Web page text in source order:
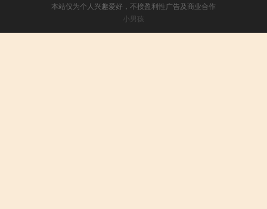
本站仅为个人兴趣爱好，不接盈利性广告及商业合作
小男孩